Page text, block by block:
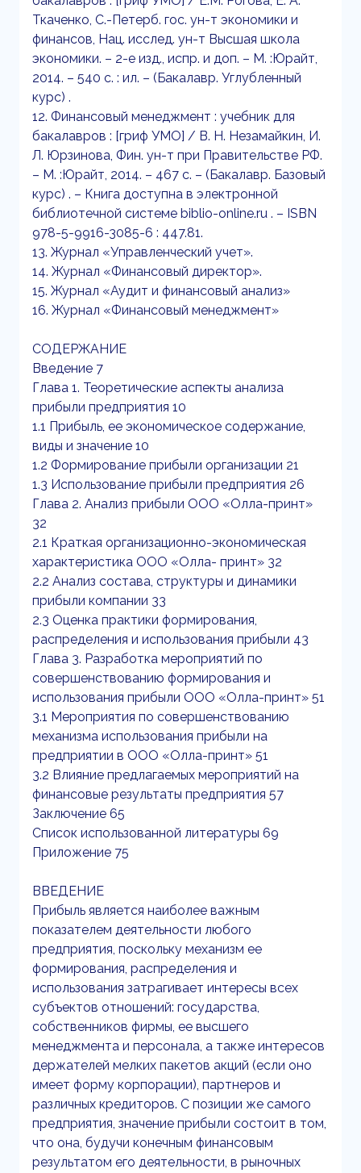
Ткаченко, С.-Петерб. гос. ун-т экономики и
финансов, Нац. исслед. ун-т Высшая школа
экономики. – 2-е изд., испр. и доп. – М. :Юрайт,
2014. – 540 с. : ил. – (Бакалавр. Углубленный
курс) .
12. Финансовый менеджмент : учебник для
бакалавров : [гриф УМО] / В. Н. Незамайкин, И.
Л. Юрзинова, Фин. ун-т при Правительстве РФ.
– М. :Юрайт, 2014. – 467 с. – (Бакалавр. Базовый
курс) . – Книга доступна в электронной
библиотечной системе biblio-online.ru . – ISBN
978-5-9916-3085-6 : 447.81.
13. Журнал «Управленческий учет».
14. Журнал «Финансовый директор».
15. Журнал «Аудит и финансовый анализ»
16. Журнал «Финансовый менеджмент»
СОДЕРЖАНИЕ
Введение 7
Глава 1. Теоретические аспекты анализа
прибыли предприятия 10
1.1 Прибыль, ее экономическое содержание,
виды и значение 10
1.2 Формирование прибыли организации 21
1.3 Использование прибыли предприятия 26
Глава 2. Анализ прибыли ООО «Олла-принт»
32
2.1 Краткая организационно-экономическая
характеристика ООО «Олла- принт» 32
2.2 Анализ состава, структуры и динамики
прибыли компании 33
2.3 Оценка практики формирования,
распределения и использования прибыли 43
Глава 3. Разработка мероприятий по
совершенствованию формирования и
использования прибыли ООО «Олла-принт» 51
3.1 Мероприятия по совершенствованию
механизма использования прибыли на
предприятии в ООО «Олла-принт» 51
3.2 Влияние предлагаемых мероприятий на
финансовые результаты предприятия 57
Заключение 65
Список использованной литературы 69
Приложение 75
ВВЕДЕНИЕ
Прибыль является наиболее важным
показателем деятельности любого
предприятия, поскольку механизм ее
формирования, распределения и
использования затрагивает интересы всех
субъектов отношений: государства,
собственников фирмы, ее высшего
менеджмента и персонала, а также интересов
держателей мелких пакетов акций (если оно
имеет форму корпорации), партнеров и
различных кредиторов. С позиции же самого
предприятия, значение прибыли состоит в том,
что она, будучи конечным финансовым
результатом его деятельности, в рыночных